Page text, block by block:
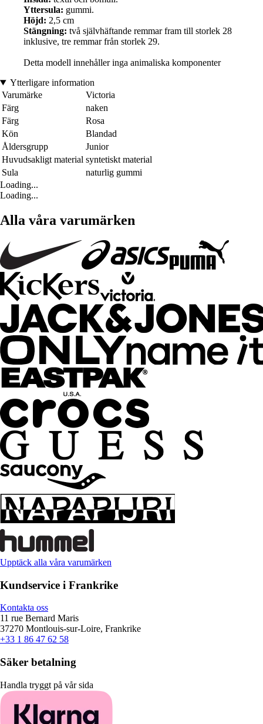
Yttersula: gummi.
Höjd: 2,5 cm
Stängning: två självhäftande remmar fram till storlek 28
inklusive, tre remmar från storlek 29.
Detta modell innehåller inga animaliska komponenter
Ytterligare information
Varumärke
Victoria
Färg
naken
Färg
Rosa
Kön
Blandad
Åldersgrupp
Junior
Huvudsakligt material syntetiskt material
Sula
naturlig gummi
Loading...
Loading...
Alla våra varumärken
Upptäck alla våra varumärken
Kundservice i Frankrike
Kontakta oss
11 rue Bernard Maris
37270 Montlouis-sur-Loire, Frankrike
+33 1 86 47 62 58
Säker betalning
Handla tryggt på vår sida